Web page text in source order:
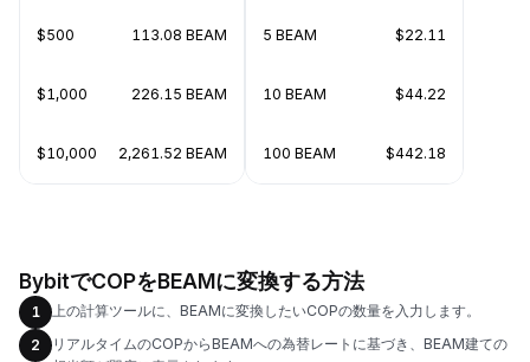
$500 113.08 BEAM
$1,000 226.15 BEAM
$10,000 2,261.52 BEAM
5 BEAM $22.11
10 BEAM $44.22
100 BEAM $442.18
BybitでCOPをBEAMに変換する方法
1
上の計算ツールに、BEAMに変換したいCOPの数量を入力します。
2
リアルタイムのCOPからBEAMへの為替レートに基づき、BEAM建ての